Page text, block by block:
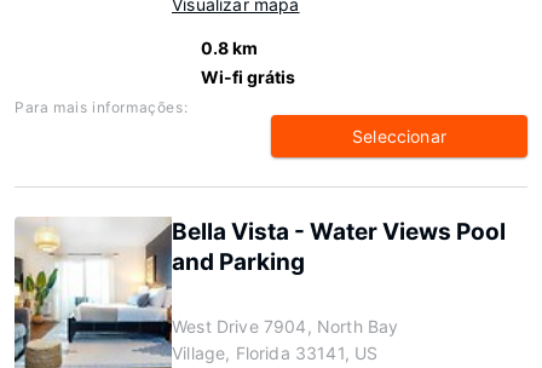
Visualizar mapa
0.8 km
Wi-fi grátis
Para mais informações:
Seleccionar
Bella Vista - Water Views Pool
and Parking
West Drive 7904, North Bay
Village, Florida 33141, US